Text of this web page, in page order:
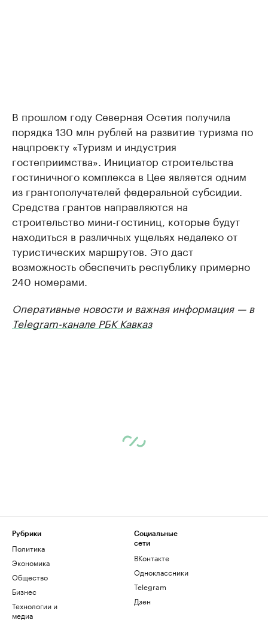
В прошлом году Северная Осетия получила
порядка 130 млн рублей на развитие туризма по
нацпроекту «Туризм и индустрия
гостеприимства». Инициатор строительства
гостиничного комплекса в Цее является одним
из грантополучателей федеральной субсидии.
Средства грантов направляются на
строительство мини-гостиниц, которые будут
находиться в различных ущельях недалеко от
туристических маршрутов. Это даст
возможность обеспечить республику примерно
240 номерами.
Оперативные новости и важная информация — в
Telegram-канале РБК Кавказ
Рубрики
Политика
Экономика
Общество
Бизнес
Технологии и
медиа
Социальные
сети
ВКонтакте
Одноклассники
Telegram
Дзен